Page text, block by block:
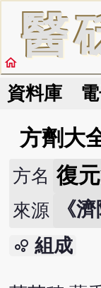
醫
home
資料庫
方劑大
方名 復
來源 《
bubble_chart 組成